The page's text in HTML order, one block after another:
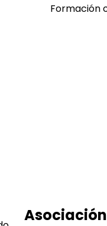
Asociación